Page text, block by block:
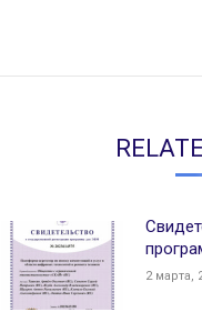
2 марта,